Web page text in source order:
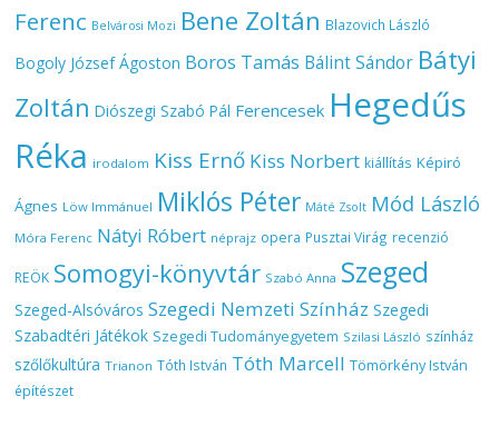
Ferenc Belvárosi Mozi Bene Zoltán Blazovich László
Bogoly József Ágoston Boros Tamás Bálint Sándor Bátyi
Zoltán Diószegi Szabó Pál Ferencesek Hegedűs
Réka irodalom Kiss Ernő Kiss Norbert kiállítás Képiró
Ágnes Löw Immánuel Miklós Péter Máté Zsolt Mód László
Móra Ferenc Nátyi Róbert néprajz opera Pusztai Virág recenzió
REÖK Somogyi-könyvtár Szabó Anna Szeged
Szeged-Alsóváros Szegedi Nemzeti Színház Szegedi
Szabadtéri Játékok Szegedi Tudományegyetem Szilasi László színház
szőlőkultúra Trianon Tóth István Tóth Marcell Tömörkény István
építészet